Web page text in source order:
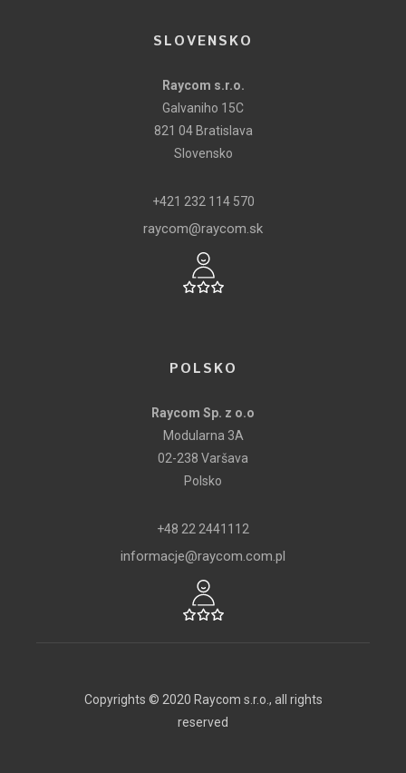
SLOVENSKO
Raycom s.r.o.
Galvaniho 15C
821 04 Bratislava
Slovensko
+421 232 114 570
raycom@raycom.sk
POLSKO
Raycom Sp. z o.o
Modularna 3A
02-238 Varšava
Polsko
+48 22 2441112
informacje@raycom.com.pl
Copyrights © 2020 Raycom s.r.o., all rights
reserved